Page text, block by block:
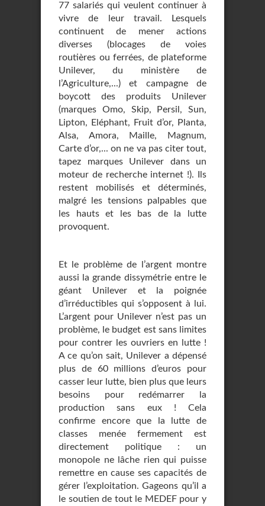
77 salariés qui veulent continuer à
vivre de leur travail. Lesquels
continuent de mener actions
diverses (blocages de voies
routières ou ferrées, de plateforme
Unilever, du ministère de
l’Agriculture,...) et campagne de
boycott des produits Unilever
(marques Omo, Skip, Persil, Sun,
Lipton, Eléphant, Fruit d’or, Planta,
Alsa, Amora, Maille, Magnum,
Carte d’or,... on ne va pas citer tout,
tapez marques Unilever dans un
moteur de recherche internet !). Ils
restent mobilisés et déterminés,
malgré les tensions palpables que
les hauts et les bas de la lutte
provoquent.
Et le problème de l’argent montre
aussi la grande dissymétrie entre le
géant Unilever et la poignée
d’irréductibles qui s’opposent à lui.
L’argent pour Unilever n’est pas un
problème, le budget est sans limites
pour contrer les ouvriers en lutte !
A ce qu’on sait, Unilever a dépensé
plus de 60 millions d’euros pour
casser leur lutte, bien plus que leurs
besoins pour redémarrer la
production sans eux ! Cela
confirme encore que la lutte de
classes menée fermement est
directement politique : un
monopole ne lâche rien qui puisse
remettre en cause ses capacités de
gérer l’exploitation. Gageons qu’il a
le soutien de tout le MEDEF pour y